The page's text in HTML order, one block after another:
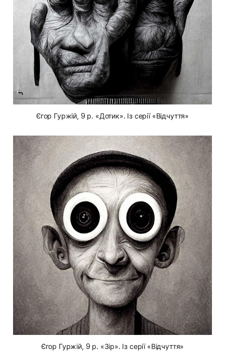
Єгор Гуржій, 9 р. «Дотик». Із серії «Відчуття»
Єгор Гуржій, 9 р. «Зір». Із серії «Відчуття»